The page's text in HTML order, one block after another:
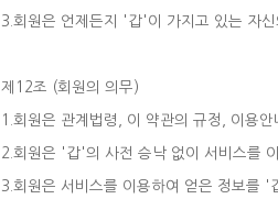
3.회원은 언제든지 '갑'이 가지고 있는 자
제12조 (회원의 의무)
1.회원은 관계법령, 이 약관의 규정, 이용
2.회원은 '갑'의 사전 승낙 없이 서비스를
3.회원은 서비스를 이용하여 얻은 정보를 '